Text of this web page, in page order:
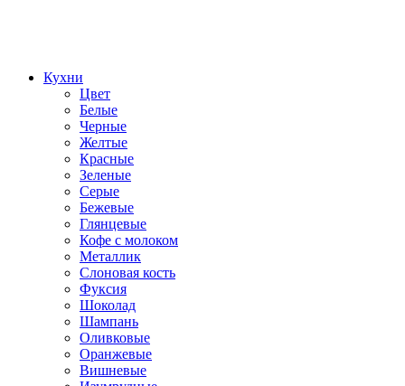
Кухни
Цвет
Белые
Черные
Желтые
Красные
Зеленые
Серые
Бежевые
Глянцевые
Кофе с молоком
Металлик
Слоновая кость
Фуксия
Шоколад
Шампань
Оливковые
Оранжевые
Вишневые